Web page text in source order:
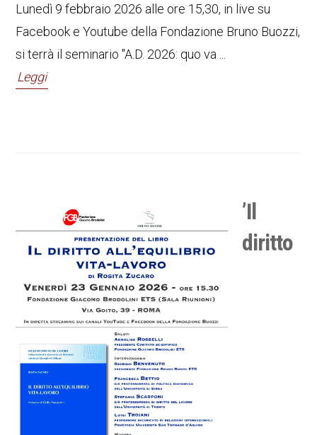
Lunedì 9 febbraio 2026 alle ore 15,30, in live su
Facebook e Youtube della Fondazione Bruno Buozzi,
si terrà il seminario "A.D. 2026: quo va ...
Leggi
’Il
diritto